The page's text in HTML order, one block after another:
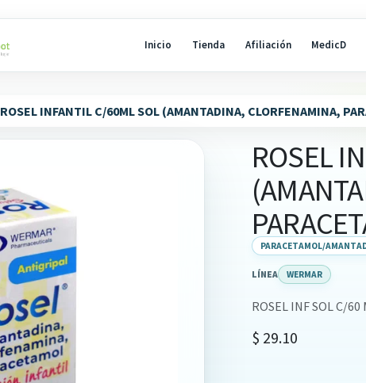
Inicio Tienda Afiliación MedicD
ROSEL INFANTIL C/60ML SOL (AMANTADINA, CLORFENAMINA,
ROSEL
PARACETAMOL/
LÍNEA WERMAR
ROSEL INF SOL C/60
$ 29.10